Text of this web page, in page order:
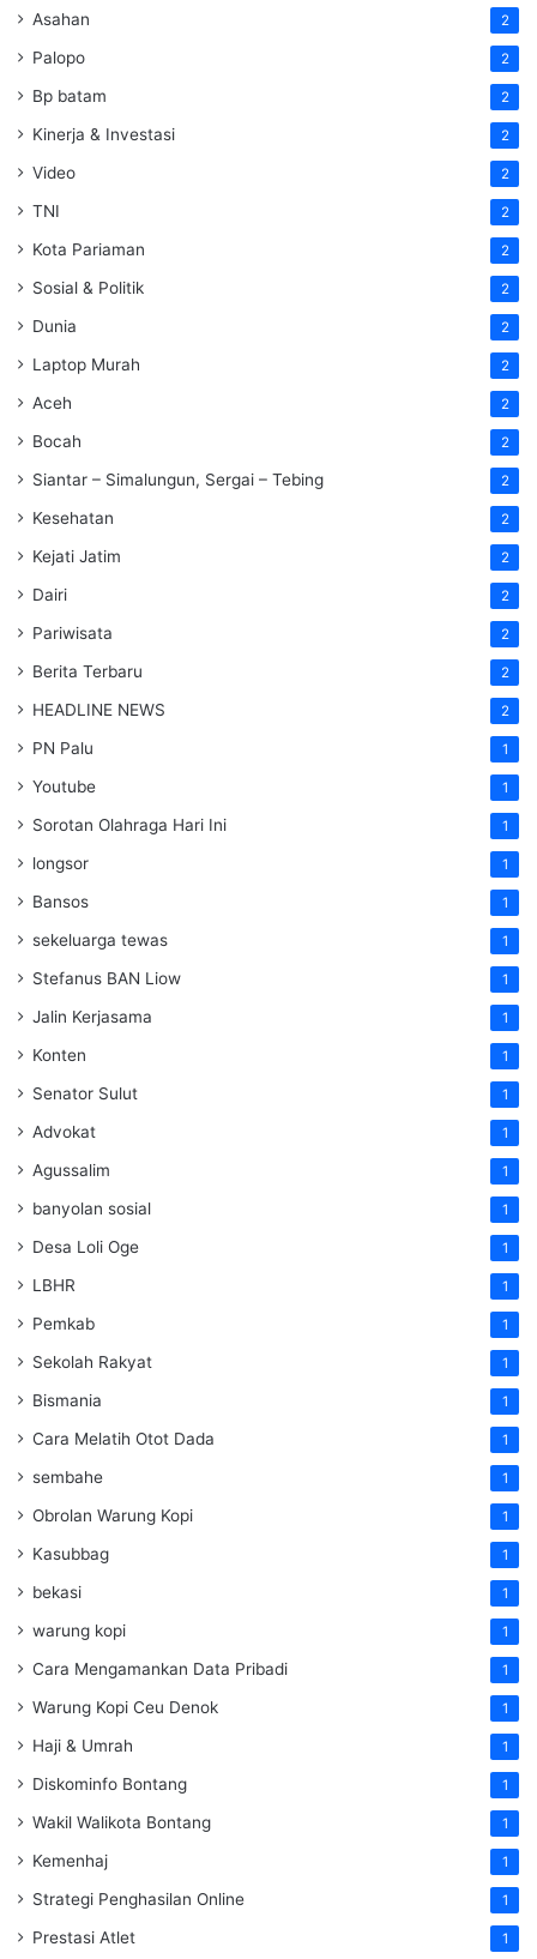
Asahan 2
Palopo 2
Bp batam 2
Kinerja & Investasi 2
Video 2
TNI 2
Kota Pariaman 2
Sosial & Politik 2
Dunia 2
Laptop Murah 2
Aceh 2
Bocah 2
Siantar – Simalungun, Sergai – Tebing 2
Kesehatan 2
Kejati Jatim 2
Dairi 2
Pariwisata 2
Berita Terbaru 2
HEADLINE NEWS 2
PN Palu 1
Youtube 1
Sorotan Olahraga Hari Ini 1
longsor 1
Bansos 1
sekeluarga tewas 1
Stefanus BAN Liow 1
Jalin Kerjasama 1
Konten 1
Senator Sulut 1
Advokat 1
Agussalim 1
banyolan sosial 1
Desa Loli Oge 1
LBHR 1
Pemkab 1
Sekolah Rakyat 1
Bismania 1
Cara Melatih Otot Dada 1
sembahe 1
Obrolan Warung Kopi 1
Kasubbag 1
bekasi 1
warung kopi 1
Cara Mengamankan Data Pribadi 1
Warung Kopi Ceu Denok 1
Haji & Umrah 1
Diskominfo Bontang 1
Wakil Walikota Bontang 1
Kemenhaj 1
Strategi Penghasilan Online 1
Prestasi Atlet 1